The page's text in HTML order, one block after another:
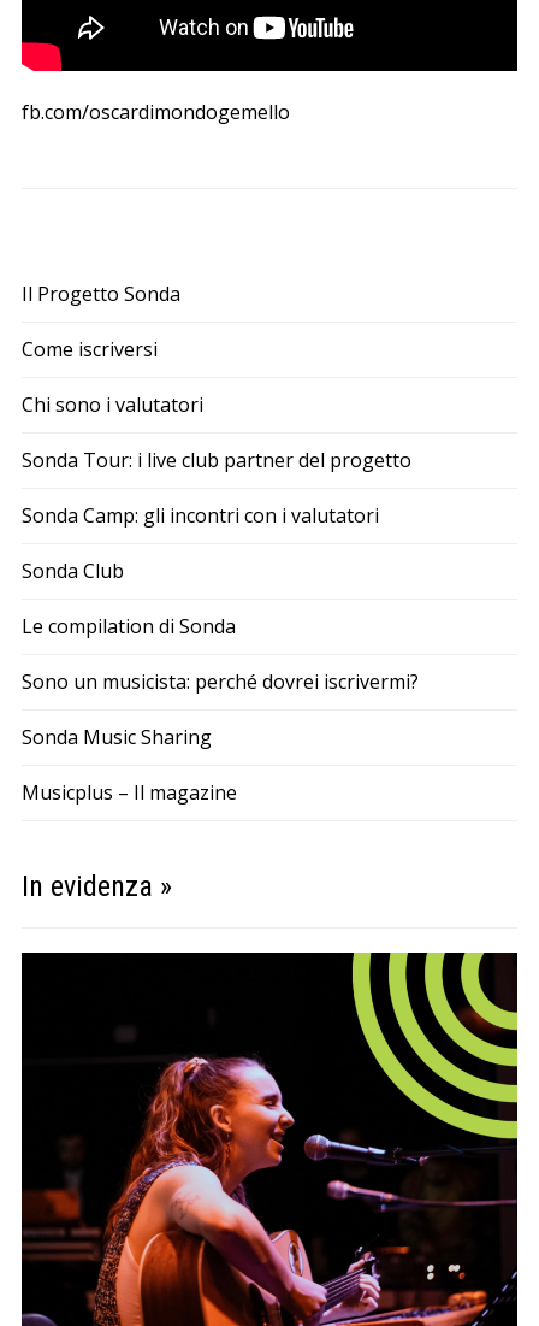
Il Progetto Sonda
Come iscriversi
Chi sono i valutatori
Sonda Tour: i live club partner del progetto
Sonda Camp: gli incontri con i valutatori
Sonda Club
Le compilation di Sonda
Sono un musicista: perché dovrei iscrivermi?
Sonda Music Sharing
Musicplus – Il magazine
fb.com/oscardimondogemello
In evidenza »